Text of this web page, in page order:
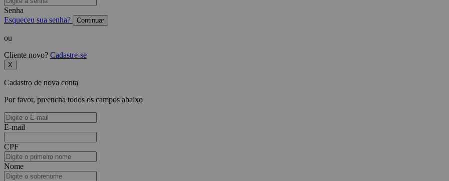
Senha
Esqueceu sua senha?
Continuar
ou
Cliente novo? Cadastre-se
X
Cadastro de nova conta
Por favor, preencha todos os campos abaixo
E-mail
CPF
Nome